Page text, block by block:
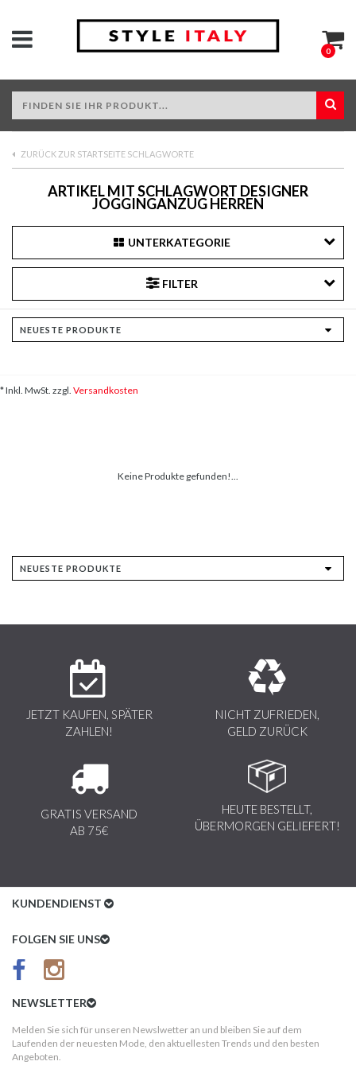
0
ZURÜCK ZUR STARTSEITE SCHLAGWORTE
ARTIKEL MIT SCHLAGWORT DESIGNER
JOGGINGANZUG HERREN
UNTERKATEGORIE
FILTER
* Inkl. MwSt. zzgl. Versandkosten
Keine Produkte gefunden!...
JETZT KAUFEN, SPÄTER
ZAHLEN!
NICHT ZUFRIEDEN,
GELD ZURÜCK
GRATIS VERSAND
AB 75€
HEUTE BESTELLT,
ÜBERMORGEN GELIEFERT!
KUNDENDIENST
Kundenservice
AGB
Kundeninformationen
FOLGEN SIE UNS
NEWSLETTER
Melden Sie sich für unseren Newslwetter an und bleiben Sie auf dem
Laufenden der neuesten Mode, den aktuellesten Trends und den besten
Angeboten.